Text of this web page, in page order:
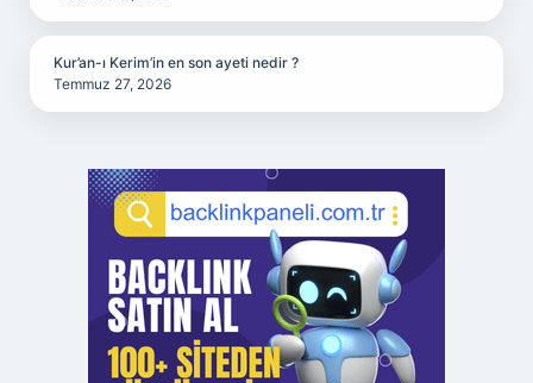
Kur’an-ı Kerim’in en son ayeti nedir ?
Temmuz 27, 2026